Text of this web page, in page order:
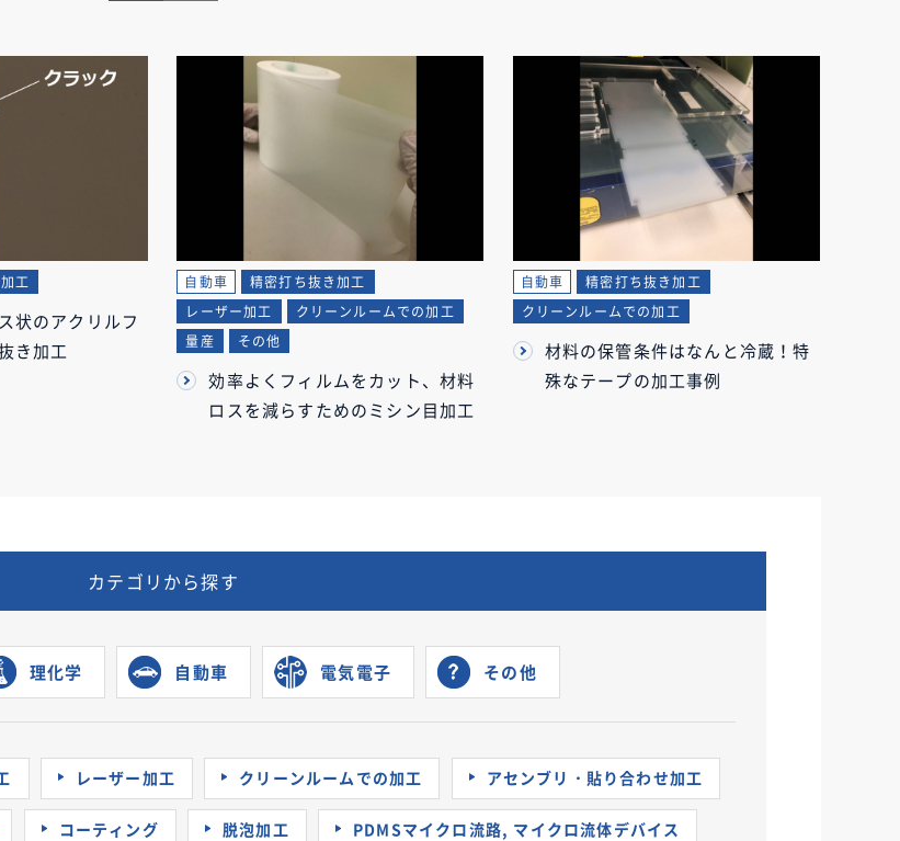
工
状のアクリルフ
き加工
自動車
精密打ち抜き加工
レーザー加工
クリーンルームでの加工
量産
その他
効率よくフィルムをカット、材料
ロスを減らすためのミシン目加工
自動車
精密打ち抜き加工
クリーンルームでの加工
材料の保管条件はなんと冷蔵！特
殊なテープの加工事例
カテゴリから探す
理化学 自動車 電気電子 その他
レーザー加工 クリーンルームでの加工 アセンブリ・貼り合わせ加工
コーティング 脱泡加工 PDMSマイクロ流路, マイクロ流体デバイス